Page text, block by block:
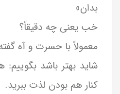
بدان»
خب یعنی چه دقیقاً؟
معمولاً با حسرت و آه
شاید بهتر باشد بگوییم:
کنار هم بودن لذت ببرید.